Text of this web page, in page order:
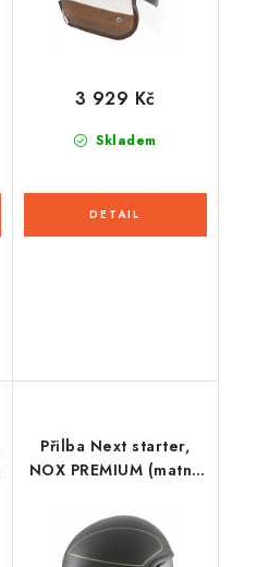
Skladem
3 929 Kč
Přilba Next starter,
NOX PREMIUM (matná